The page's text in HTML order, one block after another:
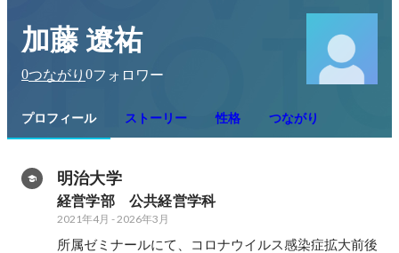
加藤 遼祐
0つながり 0フォロワー
プロフィール ストーリー 性格 つながり
明治大学
経営学部　公共経営学科
2021年4月 -2026年3月
所属ゼミナールにて、コロナウイルス感染症拡大前後